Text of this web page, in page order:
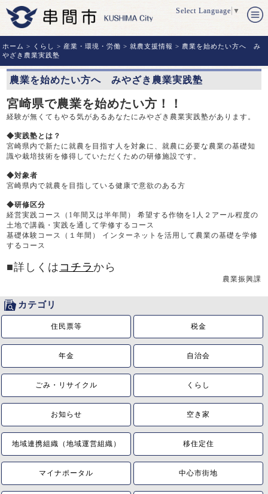
Select Language ▼
ホーム > くらし > 産業・環境・労働 >就農支援情報 > 農業を始めたい方へ み
やざき農業実践塾
農業を始めたい方へ みやざき農業実践塾
宮崎県で農業を始めたい方！！
経験が無くてもやる気があるあなたにみやざき農業実践塾があります。
◆実践塾とは？
宮崎県内で新たに就農を目指す人を対象に、就農に必要な農業の基礎知
識や栽培技術を修得していただくための研修施設です。
◆対象者
宮崎県内で就農を目指している健康で意欲のある方
◆研修区分
経営実践コース（1年間又は半年間） 希望する作物を1人２アール程度の
土地で講義・実践を通して学修するコース
基礎体験コース（１年間） インターネットを活用して農業の基礎を学修
するコース
■詳しくは コチラ から
農業振興課
カテゴリ
住民票等 税金
年金 自治会
ごみ・リサイクル くらし
お知らせ 空き家
地域連携組織（地域運営組織） 移住定住
マイナポータル 中心市街地